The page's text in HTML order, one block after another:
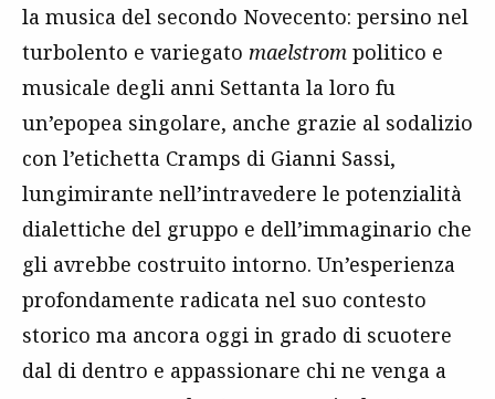
la musica del secondo Novecento: persino nel
turbolento e variegato maelstrom politico e
musicale degli anni Settanta la loro fu
un’epopea singolare, anche grazie al sodalizio
con l’etichetta Cramps di Gianni Sassi,
lungimirante nell’intravedere le potenzialità
dialettiche del gruppo e dell’immaginario che
gli avrebbe costruito intorno. Un’esperienza
profondamente radicata nel suo contesto
storico ma ancora oggi in grado di scuotere
dal di dentro e appassionare chi ne venga a